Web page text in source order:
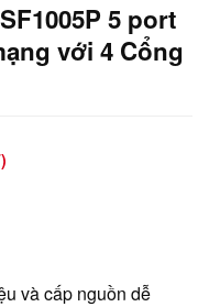
5 port
với 4 Cổng
và cấp nguồn dễ